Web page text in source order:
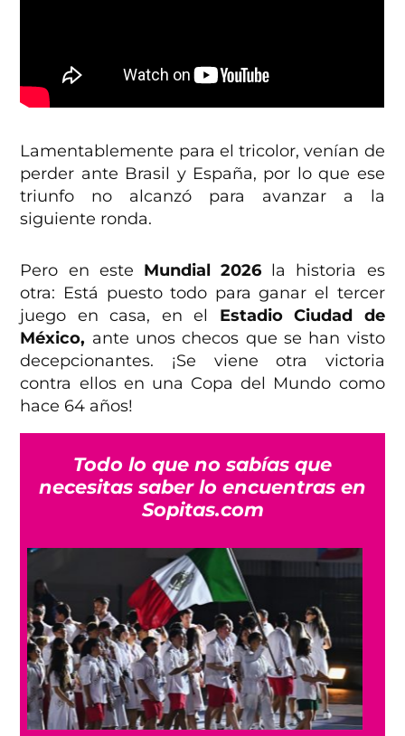
Lamentablemente para el tricolor, venían de
perder ante Brasil y España, por lo que ese
triunfo no alcanzó para avanzar a la
siguiente ronda.
Pero en este Mundial 2026 la historia es
otra: Está puesto todo para ganar el tercer
juego en casa, en el Estadio Ciudad de
México, ante unos checos que se han visto
decepcionantes. ¡Se viene otra victoria
contra ellos en una Copa del Mundo como
hace 64 años!
Todo lo que no sabías que
necesitas saber lo encuentras en
Sopitas.com